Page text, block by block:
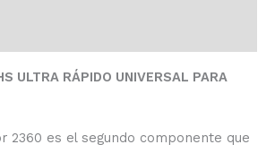
ULTRA RÁPIDO UNIVERSAL PARA
2360 es el segundo componente que